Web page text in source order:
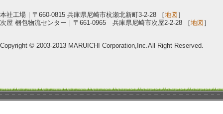
本社工場｜〒660-0815 兵庫県尼崎市杭瀬北新町3-2-28 ［地図 ］
次屋 梱包物流センター｜〒661-0965 兵庫県尼崎市次屋2-2-28 ［地図 ］
Copyright © 2003-2013 MARUICHI Corporation,Inc.All Right Reserved.